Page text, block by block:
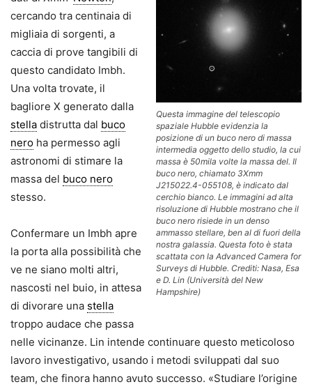
Questa immagine del telescopio
spaziale Hubble evidenzia la
posizione di un buco nero di massa
intermedia oggetto dello studio, la cui
massa è 50mila volte la massa del. Il
buco nero, chiamato 3Xmm
J215022.4-055108, è indicato dal
cerchio bianco. Le immagini ad alta
risoluzione di Hubble mostrano che il
buco nero risiede in un denso
ammasso stellare, ben al di fuori della
nostra galassia. Questa foto è stata
scattata con la Advanced Camera for
Surveys di Hubble. Crediti: Nasa, Esa
e D. Lin (Università del New
Hampshire)
cercando tra centinaia di
migliaia di sorgenti, a
caccia di prove tangibili di
questo candidato Imbh.
Una volta trovate, il
bagliore X generato dalla
stella distrutta dal buco
nero ha permesso agli
astronomi di stimare la
massa del buco nero
stesso.
Confermare un Imbh apre
la porta alla possibilità che
ve ne siano molti altri,
nascosti nel buio, in attesa
di divorare una stella
troppo audace che passa
nelle vicinanze. Lin intende continuare questo meticoloso
lavoro investigativo, usando i metodi sviluppati dal suo
team, che finora hanno avuto successo. «Studiare l’origine